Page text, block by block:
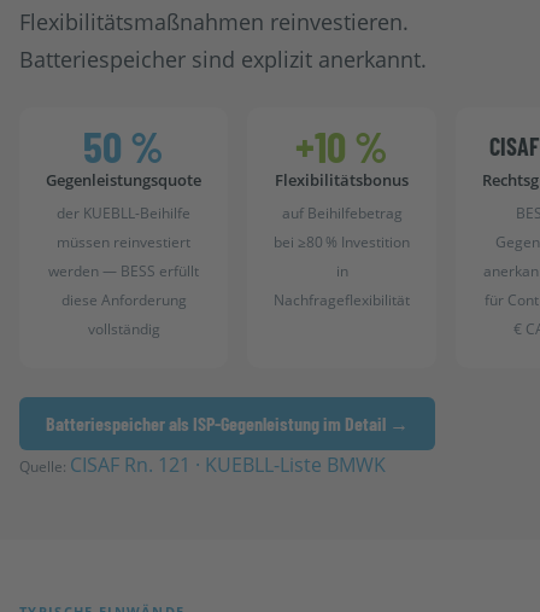
Flexibilitätsmaßnahmen reinvestieren.
Batteriespeicher sind explizit anerkannt.
50 %
Gegenleistungsquote
der KUEBLL-Beihilfe
müssen reinvestiert
werden — BESS erfüllt
diese Anforderung
vollständig
+10 %
Flexibilitätsbonus
auf Beihilfebetrag
bei ≥80 % Investition
in
Nachfrageflexibilität
für
€
Batteriespeicher als ISP-Gegenleistung im Detail →
Quelle: CISAF Rn. 121 · KUEBLL-Liste BMWK